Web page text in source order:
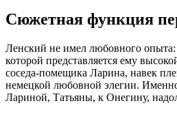
Сюжетная функция
Ленский не имел любовного опыта:
которой представляется ему
соседа-помещика Ларина, навек
немецкой любовной элегии.
Лариной, Татьяны, к Онегину,